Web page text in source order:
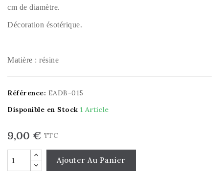
cm de diamètre.
Décoration ésotérique.
Matière : résine
Référence: EADB-015
Disponible en Stock 1 Article
9,00 € TTC
Ajouter Au Panier